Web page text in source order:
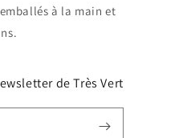
à la main et
de Très Vert